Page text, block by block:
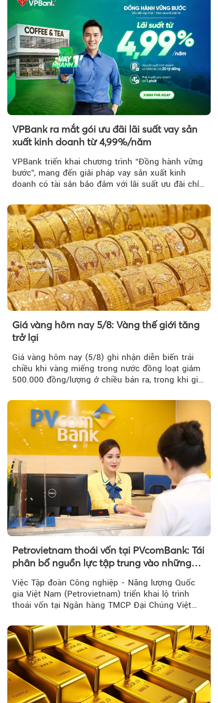
VPBank ra mắt gói ưu đãi lãi suất vay sản
xuất kinh doanh từ 4,99%/năm
VPBank triển khai chương trình “Đồng hành vững
bước”, mang đến giải pháp vay sản xuất kinh
doanh có tài sản bảo đảm với lãi suất ưu đãi chỉ
Giá vàng hôm nay 5/8: Vàng thế giới tăng
trở lại
Giá vàng hôm nay (5/8) ghi nhận diễn biến trái
chiều khi vàng miếng trong nước đồng loạt giảm
500.000 đồng/lượng ở chiều bán ra, trong khi giá
thương hiệu.
Petrovietnam thoái vốn tại PVcomBank: Tái
phân bổ nguồn lực tập trung vào những
Việc Tập đoàn Công nghiệp - Năng lượng Quốc
gia Việt Nam (Petrovietnam) triển khai lộ trình
thoái vốn tại Ngân hàng TMCP Đại Chúng Việt